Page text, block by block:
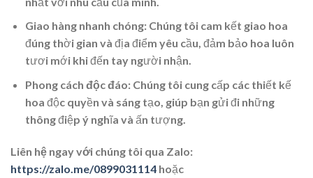
Giao hàng nhanh chóng: Chúng tôi cam kết giao hoa
đúng thời gian và địa điểm yêu cầu, đảm bảo hoa luôn
tươi mới khi đến tay người nhận.
Phong cách độc đáo: Chúng tôi cung cấp các thiết kế
hoa độc quyền và sáng tạo, giúp bạn gửi đi những
thông điệp ý nghĩa và ấn tượng.
Liên hệ ngay với chúng tôi qua Zalo:
https://zalo.me/0899031114 hoặc